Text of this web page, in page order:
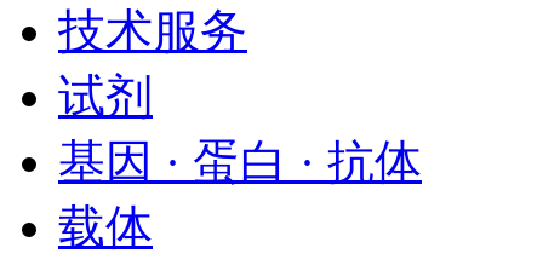
技术服务
试剂
基因 · 蛋白 · 抗体
载体